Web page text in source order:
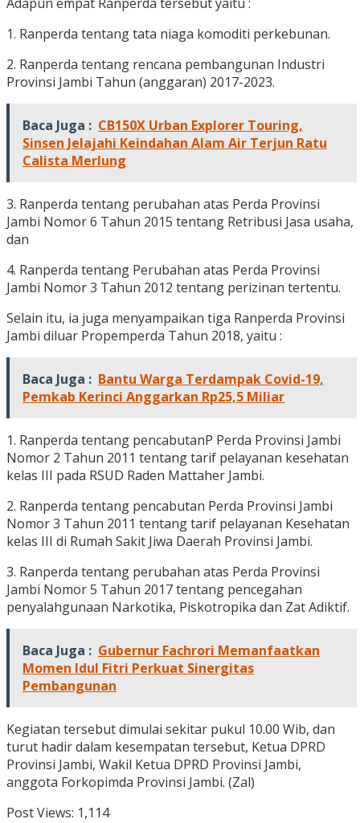
1. Ranperda tentang tata niaga komoditi perkebunan.
2. Ranperda tentang rencana pembangunan Industri
Provinsi Jambi Tahun (anggaran) 2017-2023.
Baca Juga : CB150X Urban Explorer Touring,
Sinsen Jelajahi Keindahan Alam Air Terjun Ratu
Calista Merlung
3. Ranperda tentang perubahan atas Perda Provinsi
Jambi Nomor 6 Tahun 2015 tentang Retribusi Jasa usaha,
dan
4. Ranperda tentang Perubahan atas Perda Provinsi
Jambi Nomor 3 Tahun 2012 tentang perizinan tertentu.
Selain itu, ia juga menyampaikan tiga Ranperda Provinsi
Jambi diluar Propemperda Tahun 2018, yaitu :
Baca Juga : Bantu Warga Terdampak Covid-19,
Pemkab Kerinci Anggarkan Rp25,5 Miliar
1. Ranperda tentang pencabutanP Perda Provinsi Jambi
Nomor 2 Tahun 2011 tentang tarif pelayanan kesehatan
kelas III pada RSUD Raden Mattaher Jambi.
2. Ranperda tentang pencabutan Perda Provinsi Jambi
Nomor 3 Tahun 2011 tentang tarif pelayanan Kesehatan
kelas III di Rumah Sakit Jiwa Daerah Provinsi Jambi.
3. Ranperda tentang perubahan atas Perda Provinsi
Jambi Nomor 5 Tahun 2017 tentang pencegahan
penyalahgunaan Narkotika, Piskotropika dan Zat Adiktif.
Baca Juga : Gubernur Fachrori Memanfaatkan
Momen Idul Fitri Perkuat Sinergitas
Pembangunan
Kegiatan tersebut dimulai sekitar pukul 10.00 Wib, dan
turut hadir dalam kesempatan tersebut, Ketua DPRD
Provinsi Jambi, Wakil Ketua DPRD Provinsi Jambi,
anggota Forkopimda Provinsi Jambi. (Zal)
Post Views: 1,114